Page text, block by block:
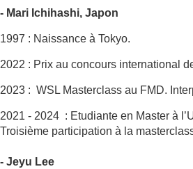
- Mari Ichihashi, Japon
1997 : Naissance à Tokyo.
2022 : Prix au concours international
2023 : WSL Masterclass au FMD.
2021 - 2024 : Etudiante en Master à
Troisième participation à la
- Jeyu Lee